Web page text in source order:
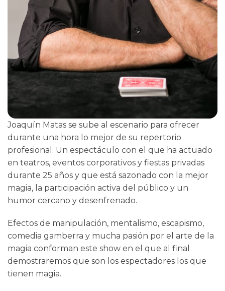
Joaquín Matas se sube al escenario para ofrecer
durante una hora lo mejor de su repertorio
profesional. Un espectáculo con el que ha actuado
en teatros, eventos corporativos y fiestas privadas
durante 25 años y que está sazonado con la mejor
magia, la participación activa del público y un
humor cercano y desenfrenado.
Efectos de manipulación, mentalismo, escapismo,
comedia gamberra y mucha pasión por el arte de la
magia conforman este show en el que al final
demostraremos que son los espectadores los que
tienen magia.